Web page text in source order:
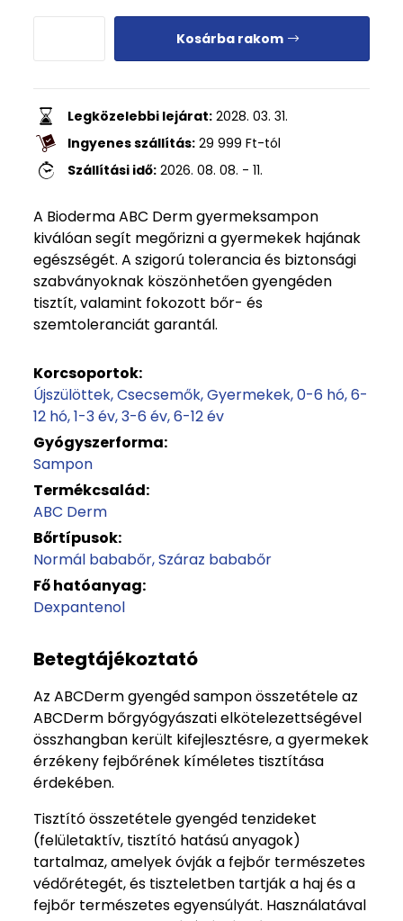
Kosárba rakom
Legközelebbi lejárat: 2028. 03. 31.
Ingyenes szállítás: 29 999 Ft-tól
Szállítási idő: 2026. 08. 08. - 11.
A Bioderma ABC Derm gyermeksampon
kiválóan segít megőrizni a gyermekek hajának
egészségét. A szigorú tolerancia és biztonsági
szabványoknak köszönhetően gyengéden
tisztít, valamint fokozott bőr- és
szemtoleranciát garantál.
Korcsoportok:
Újszülöttek Csecsemők Gyermekek 0-6 hó 6-
12 hó 1-3 év 3-6 év 6-12 év
Gyógyszerforma:
Sampon
Termékcsalád:
ABC Derm
Bőrtípusok:
Normál bababőr Száraz bababőr
Fő hatóanyag:
Dexpantenol
Betegtájékoztató
Az ABCDerm gyengéd sampon összetétele az
ABCDerm bőrgyógyászati elkötelezettségével
összhangban került kifejlesztésre, a gyermekek
érzékeny fejbőrének kíméletes tisztítása
érdekében.
Tisztító összetétele gyengéd tenzideket
(felületaktív, tisztító hatású anyagok)
tartalmaz, amelyek óvják a fejbőr természetes
védőrétegét, és tiszteletben tartják a haj és a
fejbőr természetes egyensúlyát. Használatával